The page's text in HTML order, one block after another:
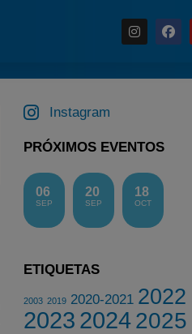
Instagram
PRÓXIMOS EVENTOS
06
SEP
20
SEP
18
OCT
ETIQUETAS
2003 2019 2020-2021 2022
2023 20242025